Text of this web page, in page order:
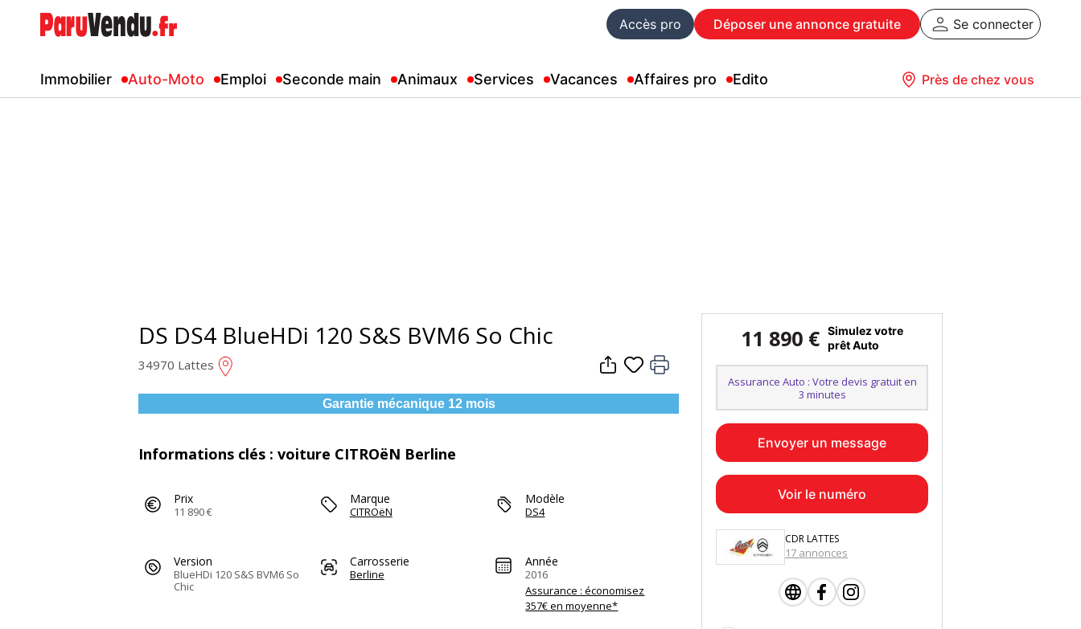
Accès pro Déposer une annonce gratuite Se connecter
Immobilier Auto-Moto Emploi Seconde main Animaux Services Vacances Affaires pro Edito Près de chez vous
DS DS4 BlueHDi 120 S&S BVM6 So Chic
34970 Lattes
Garantie mécanique 12 mois
Informations clés : voiture CITROëN Berline
Prix
11 890 €
Marque
CITROëN
Modèle
DS4
Version
BlueHDi 120 S&S BVM6 So
Chic
Carrosserie
Berline
Année
2016
Assurance : économisez
357€ en moyenne*
11 890 € Simulez votre
prêt Auto
Assurance Auto : Votre devis gratuit en
3 minutes
Envoyer un message
Voir le numéro
CDR LATTES
17 annonces